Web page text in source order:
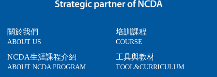
關於我們
ABOUT US
NCDA生涯課程介紹
ABOUT NCDA PROGRAM
培訓課程
COURSE
工具與教材
TOOL&CURRICULUM